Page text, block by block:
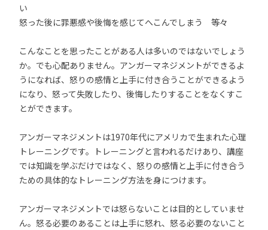
い
怒った後に罪悪感や後悔を感じてへこんでしまう 等々
こんなことを思ったことがある人は多いのではないでしょう
か。でも心配ありません。アンガーマネジメントができるよ
うになれば、怒りの感情と上手に付き合うことができるよう
になり、怒って失敗したり、後悔したりすることをなくすこ
とができます。
アンガーマネジメントは1970年代にアメリカで生まれた心理
トレーニングです。トレーニングと言われるだけあり、講座
では知識を学ぶだけではなく、怒りの感情と上手に付き合う
ための具体的なトレーニング方法を身につけます。
アンガーマネジメントでは怒らないことは目的としていませ
ん。怒る必要のあることは上手に怒れ、怒る必要のないこと